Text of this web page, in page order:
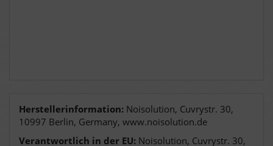
Herstellerinformation: Noisolution, Cuvrystr. 30,
10997 Berlin, Germany, www.noisolution.de
Verantwortlich in der EU: Noisolution, Cuvrystr. 30,